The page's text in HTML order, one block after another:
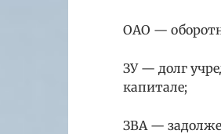
ОАО —
ЗУ — долг
капитале;
ЗВА —